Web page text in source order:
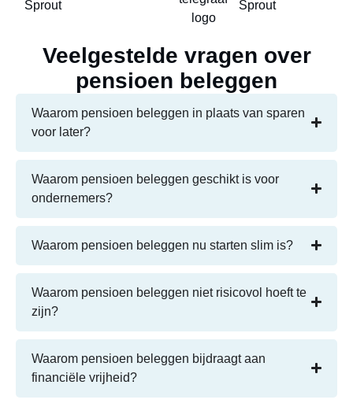
Veelgestelde vragen over
pensioen beleggen
Waarom pensioen beleggen in plaats van sparen
voor later?
Waarom pensioen beleggen geschikt is voor
ondernemers?
Waarom pensioen beleggen nu starten slim is?
Waarom pensioen beleggen niet risicovol hoeft te
zijn?
Waarom pensioen beleggen bijdraagt aan
financiële vrijheid?